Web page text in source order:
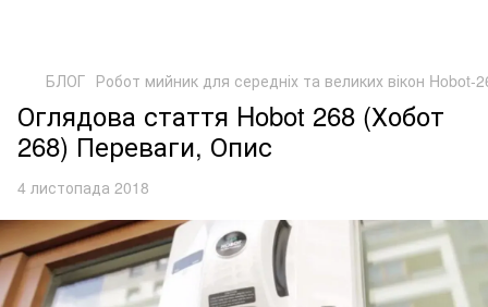
БЛОГ Робот мийник для середніх та великих вікон Hobot-
Оглядова стаття Hobot 268 (Хобот
268) Переваги, Опис
4 листопада 2018